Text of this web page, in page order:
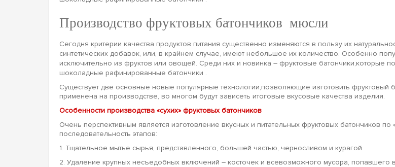
Производство фруктовых батончиков мюсли
Сегодня критерии качества продуктов питания существенно изменяются в пользу их
синтетических добавок, или, в крайнем случае, имеют небольшое их количество. Особенно
исключительно из фруктов или овощей. Среди них и новинка – фруктовые
шоколадные рафинированные батончики .
Существует две основные новые популярные технологии,позволяющие изготовить фруктовый
применена на производстве, во многом будут зависеть итоговые вкусовые качества изделия.
Особенности производства «сухих» фруктовых батончиков
Очень перспективным является изготовление вкусных и питательных фруктовых батончиков
последовательность этапов:
1. Тщательное мытье сырья, представленного, большей частью, черносливом и курагой.
2. Удаление крупных несъедобных включений – косточек и всевозможного мусора, попавшего